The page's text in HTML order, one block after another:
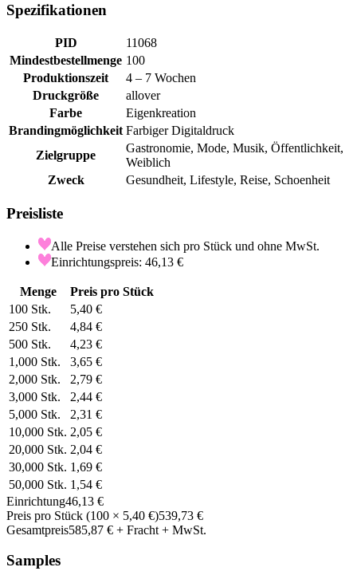
Spezifikationen
PID
11068
Mindestbestellmenge 100
Produktionszeit
4 – 7 Wochen
Druckgröße
allover
Farbe
Eigenkreation
Brandingmöglichkeit Farbiger Digitaldruck
Zielgruppe
Gastronomie, Mode, Musik, Öffentlichkeit,
Weiblich
Zweck
Gesundheit, Lifestyle, Reise, Schoenheit
Preisliste
Alle Preise verstehen sich pro Stück und ohne MwSt.
Einrichtungspreis: 46,13 €
Menge
Preis pro Stück
100 Stk.
5,40 €
250 Stk.
4,84 €
500 Stk.
4,23 €
1,000 Stk.
3,65 €
2,000 Stk.
2,79 €
3,000 Stk.
2,44 €
5,000 Stk.
2,31 €
10,000 Stk. 2,05 €
20,000 Stk. 2,04 €
30,000 Stk. 1,69 €
50,000 Stk. 1,54 €
Einrichtung46,13 €
Preis pro Stück (100 × 5,40 €)539,73 €
Gesamtpreis585,87 € + Fracht + MwSt.
Samples